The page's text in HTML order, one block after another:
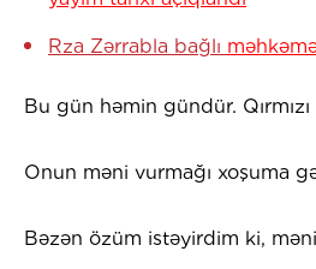
Rza Zərrabla bağlı
Bu gün həmin gündür. Qırmızı
Onun məni vurmağı xoşuma
Bəzən özüm istəyirdim ki,